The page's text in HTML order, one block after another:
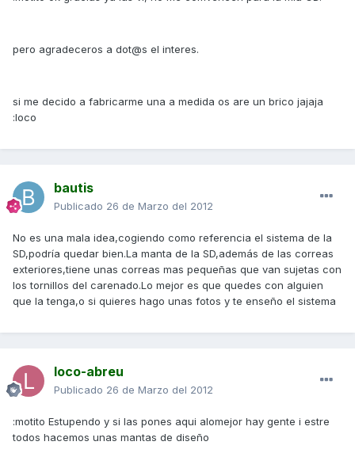
pero agradeceros a dot@s el interes.
si me decido a fabricarme una a medida os are un brico jajaja
:loco
bautis
Publicado 26 de Marzo del 2012
No es una mala idea,cogiendo como referencia el sistema de la
SD,podría quedar bien.La manta de la SD,además de las correas
exteriores,tiene unas correas mas pequeñas que van sujetas con
los tornillos del carenado.Lo mejor es que quedes con alguien
que la tenga,o si quieres hago unas fotos y te enseño el sistema
loco-abreu
Publicado 26 de Marzo del 2012
:motito Estupendo y si las pones aqui alomejor hay gente i estre
todos hacemos unas mantas de diseño